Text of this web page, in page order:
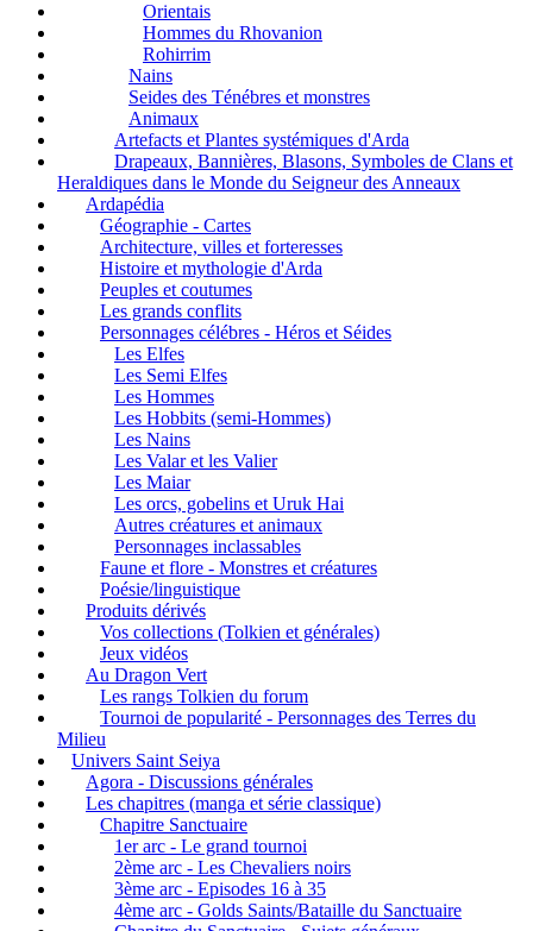
Orientais
Hommes du Rhovanion
Rohirrim
Nains
Seides des Ténébres et monstres
Animaux
Artefacts et Plantes systémiques d'Arda
Drapeaux, Bannières, Blasons, Symboles de Clans et
Heraldiques dans le Monde du Seigneur des Anneaux
Ardapédia
Géographie - Cartes
Architecture, villes et forteresses
Histoire et mythologie d'Arda
Peuples et coutumes
Les grands conflits
Personnages célébres - Héros et Séides
Les Elfes
Les Semi Elfes
Les Hommes
Les Hobbits (semi-Hommes)
Les Nains
Les Valar et les Valier
Les Maiar
Les orcs, gobelins et Uruk Hai
Autres créatures et animaux
Personnages inclassables
Faune et flore - Monstres et créatures
Poésie/linguistique
Produits dérivés
Vos collections (Tolkien et générales)
Jeux vidéos
Au Dragon Vert
Les rangs Tolkien du forum
Tournoi de popularité - Personnages des Terres du
Milieu
Univers Saint Seiya
Agora - Discussions générales
Les chapitres (manga et série classique)
Chapitre Sanctuaire
1er arc - Le grand tournoi
2ème arc - Les Chevaliers noirs
3ème arc - Episodes 16 à 35
4ème arc - Golds Saints/Bataille du Sanctuaire